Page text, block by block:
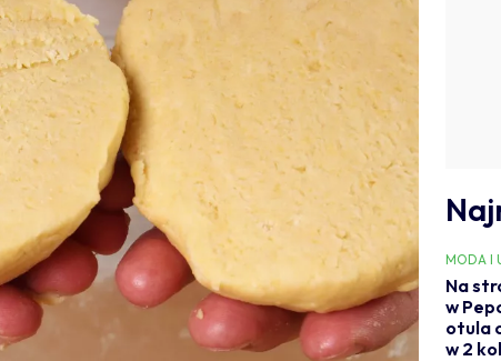
MODA I
Na
w
otula
w 2